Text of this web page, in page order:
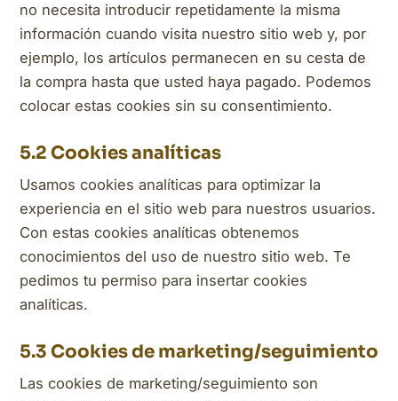
no necesita introducir repetidamente la misma
información cuando visita nuestro sitio web y, por
ejemplo, los artículos permanecen en su cesta de
la compra hasta que usted haya pagado. Podemos
colocar estas cookies sin su consentimiento.
5.2 Cookies analíticas
Usamos cookies analíticas para optimizar la
experiencia en el sitio web para nuestros usuarios.
Con estas cookies analíticas obtenemos
conocimientos del uso de nuestro sitio web. Te
pedimos tu permiso para insertar cookies
analíticas.
5.3 Cookies de marketing/seguimiento
Las cookies de marketing/seguimiento son